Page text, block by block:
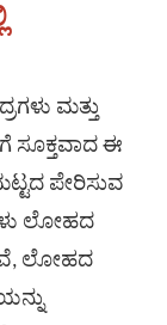
ಮತ್ತು
ಸೂಕ್ತವಾದ ಈ
ಪೇರಿಸುವ
ಲೋಹದ
ಲೋಹದ